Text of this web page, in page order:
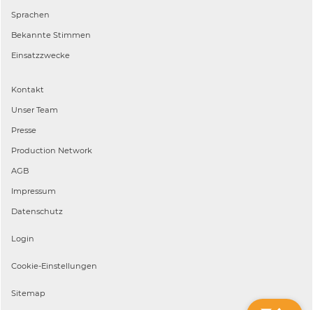
Sprachen
Bekannte Stimmen
Einsatzzwecke
Kontakt
Unser Team
Presse
Production Network
AGB
Impressum
Datenschutz
Login
Cookie-Einstellungen
Sitemap